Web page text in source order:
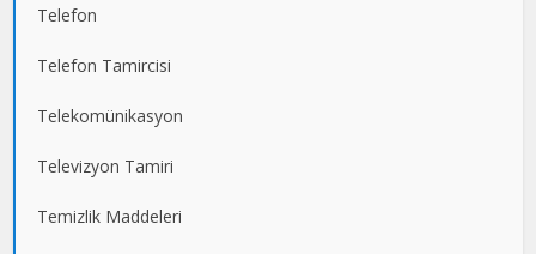
Telefon
Telefon Tamircisi
Telekomünikasyon
Televizyon Tamiri
Temizlik Maddeleri